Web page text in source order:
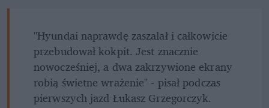
"Hyundai naprawdę zaszalał i całkowicie
przebudował kokpit. Jest znacznie
nowocześniej, a dwa zakrzywione ekrany
robią świetne wrażenie" - pisał podczas
pierwszych jazd Łukasz Grzegorczyk.